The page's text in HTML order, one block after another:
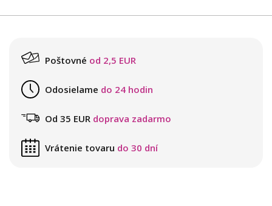
Poštovné od 2,5 EUR
Odosielame do 24 hodin
Od 35 EUR doprava zadarmo
Vrátenie tovaru do 30 dní